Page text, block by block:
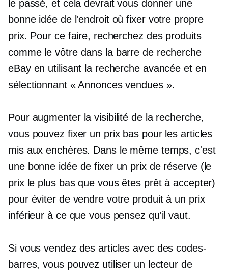
le passé, et cela devrait vous donner une
bonne idée de l'endroit où fixer votre propre
prix. Pour ce faire, recherchez des produits
comme le vôtre dans la barre de recherche
eBay en utilisant la recherche avancée et en
sélectionnant « Annonces vendues ».
Pour augmenter la visibilité de la recherche,
vous pouvez fixer un prix bas pour les articles
mis aux enchères. Dans le même temps, c'est
une bonne idée de fixer un prix de réserve (le
prix le plus bas que vous êtes prêt à accepter)
pour éviter de vendre votre produit à un prix
inférieur à ce que vous pensez qu'il vaut.
Si vous vendez des articles avec des codes-
barres, vous pouvez utiliser un lecteur de